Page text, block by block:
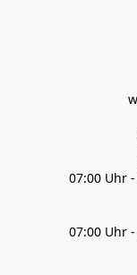
07:00 Uhr
07:00 Uhr